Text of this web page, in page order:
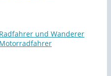
und Wanderer